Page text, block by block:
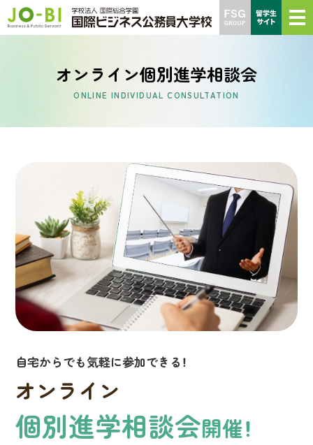
オンライン個別進学相談会
ONLINE INDIVIDUAL CONSULTATION
自宅からでも気軽に参加できる！
オンライン
個別進学相談会開催！